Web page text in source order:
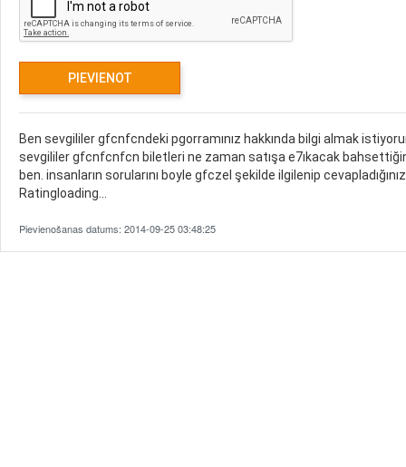
Ben sevgililer gfcnfcndeki pgorramınız hakkında bilgi almak
sevgililer gfcnfcnfcn biletleri ne zaman satışa e7ıkacak
ben. insanların sorularını boyle gfczel şekilde ilgilenip
Ratingloading...
Pievienošanas datums: 2014-09-25 03:48:25